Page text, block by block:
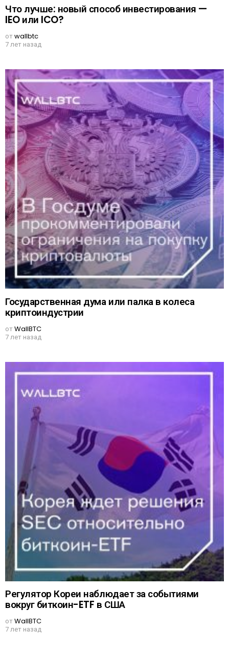
Что лучше: новый способ инвестирования —
IEO или ICO?
отwallbtc
7 лет назад
Государственная дума или палка в колеса
криптоиндустрии
отWallBTC
7 лет назад
Регулятор Кореи наблюдает за событиями
вокруг биткоин-ETF в США
отWallBTC
7 лет назад